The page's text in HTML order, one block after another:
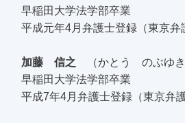
早稲田大学法学部卒業
平成元年4月弁護士登録（東京弁
加藤 信之 （かとう のぶゆき
早稲田大学法学部卒業
平成7年4月弁護士登録（東京弁護